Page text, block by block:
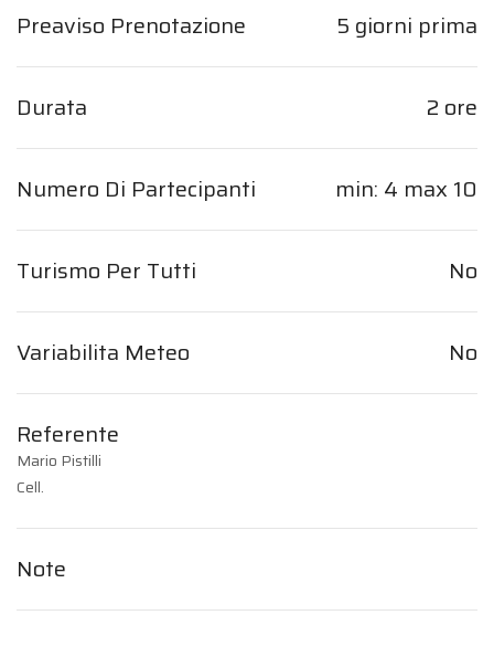
Preaviso Prenotazione 5 giorni prima
Durata 2 ore
Numero Di Partecipanti min: 4 max 10
Turismo Per Tutti No
Variabilita Meteo No
Referente
Mario Pistilli
Cell.
Note